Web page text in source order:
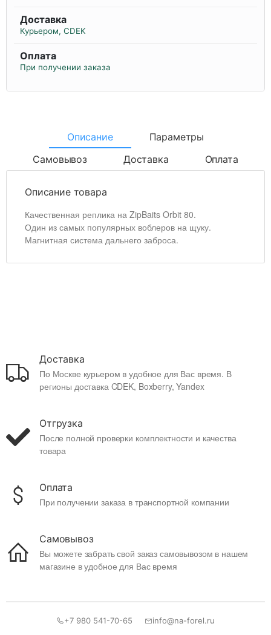
Доставка
Курьером, CDEK
Оплата
При получении заказа
Описание
Параметры
Самовывоз
Доставка Оплата
Описание товара
Качественная реплика на ZipBaits Orbit 80.
Один из самых популярных воблеров на щуку.
Магнитная система дальнего заброса.
Доставка
По Москве курьером в удобное для Вас время. В
регионы доставка CDEK, Boxberry, Yandex
Отгрузка
После полной проверки комплектности и качества
товара
Оплата
При получении заказа в транспортной компании
Самовывоз
Вы можете забрать свой заказ самовывозом в нашем
магазине в удобное для Вас время
+7 980 541-70-65 info@na-forel.ru